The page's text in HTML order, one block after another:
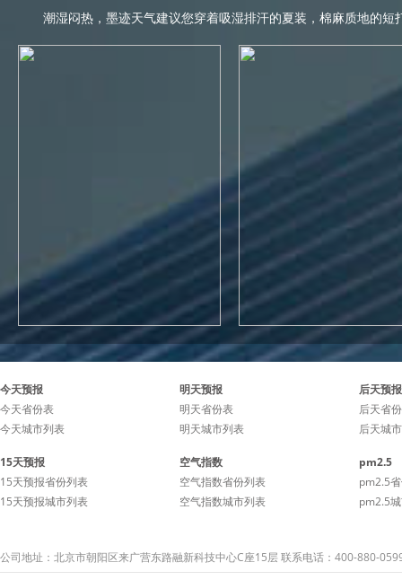
潮湿闷热，墨迹天气建议您穿着吸湿排汗的夏装，棉麻质地的短
今天预报
今天省份表
今天城市列表
明天预报
明天省份表
明天城市列表
后天预报
后天省
后天城
15天预报
15天预报省份列表
15天预报城市列表
空气指数
空气指数省份列表
空气指数城市列表
pm2.5
pm2.5
pm2.5
公司地址：北京市朝阳区来广营东路融新科技中心C座15层 联系电话：400-880-